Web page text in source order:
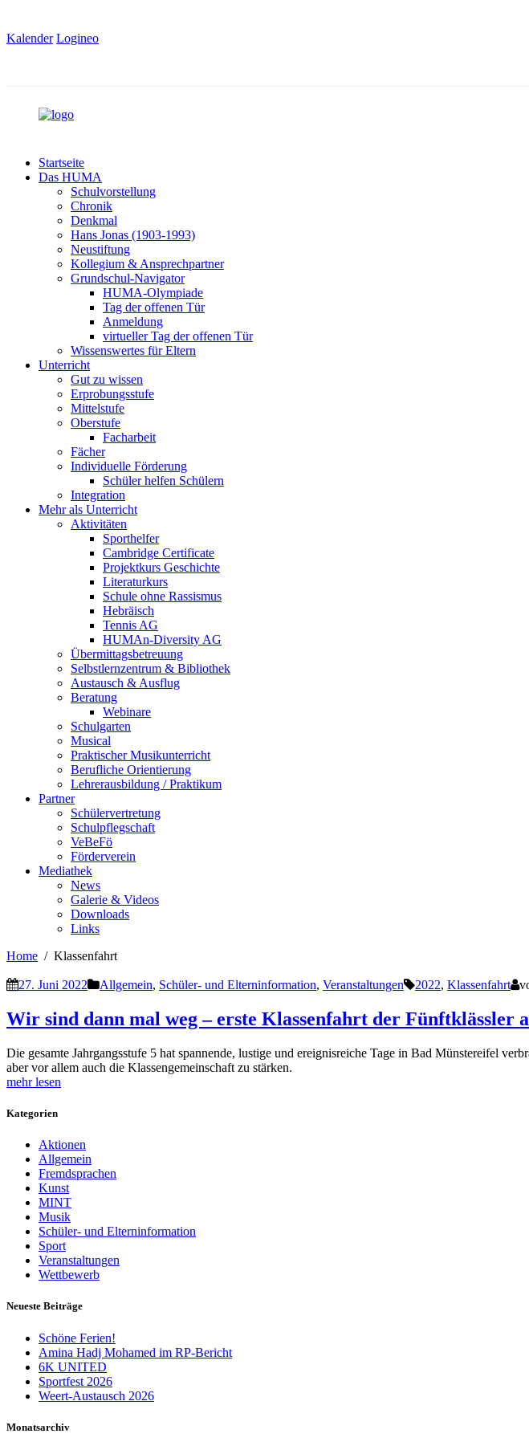
Kalender Logineo
Startseite
Das HUMA
Schulvorstellung
Chronik
Denkmal
Hans Jonas (1903-1993)
Neustiftung
Kollegium & Ansprechpartner
Grundschul-Navigator
HUMA-Olympiade
Tag der offenen Tür
Anmeldung
virtueller Tag der offenen Tür
Wissenswertes für Eltern
Unterricht
Gut zu wissen
Erprobungsstufe
Mittelstufe
Oberstufe
Facharbeit
Fächer
Individuelle Förderung
Schüler helfen Schülern
Integration
Mehr als Unterricht
Aktivitäten
Sporthelfer
Cambridge Certificate
Projektkurs Geschichte
Literaturkurs
Schule ohne Rassismus
Hebräisch
Tennis AG
HUMAn-Diversity AG
Übermittagsbetreuung
Selbstlernzentrum & Bibliothek
Austausch & Ausflug
Beratung
Webinare
Schulgarten
Musical
Praktischer Musikunterricht
Berufliche Orientierung
Lehrerausbildung / Praktikum
Partner
Schülervertretung
Schulpflegschaft
VeBeFö
Förderverein
Mediathek
News
Galerie & Videos
Downloads
Links
Home
Klassenfahrt
27. Juni 2022 Allgemein, Schüler- und Elterninformation, Veranstaltungen 2022, Klassenfahrt
Wir sind dann mal weg – erste Klassenfahrt der Fünftklässler
Die gesamte Jahrgangsstufe 5 hat spannende, lustige und ereignisreiche Tage in Bad Münstereifel
aber vor allem auch die Klassengemeinschaft zu stärken.
mehr lesen
Kategorien
Aktionen
Allgemein
Fremdsprachen
Kunst
MINT
Musik
Schüler- und Elterninformation
Sport
Veranstaltungen
Wettbewerb
Neueste Beiträge
Schöne Ferien!
Amina Hadj Mohamed im RP-Bericht
6K UNITED
Sportfest 2026
Weert-Austausch 2026
Monatsarchiv